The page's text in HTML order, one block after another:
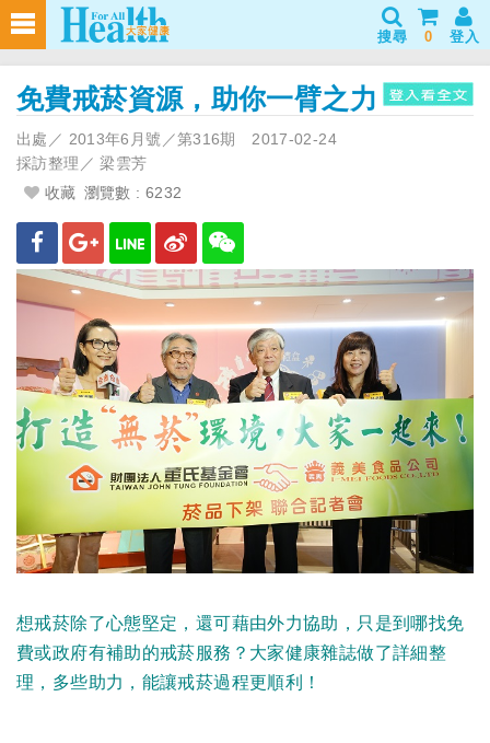
搜尋 0 登入
免費戒菸資源，助你一臂之力
出處／ 2013年6月號／第316期 2017-02-24
採訪整理／ 梁雲芳
收藏 瀏覽數 : 6232
想戒菸除了心態堅定，還可藉由外力協助，只是到哪找免
費或政府有補助的戒菸服務？大家健康雜誌做了詳細整
理，多些助力，能讓戒菸過程更順利！